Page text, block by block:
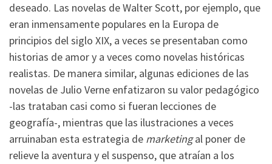
deseado. Las novelas de Walter Scott, por ejemplo, que
eran inmensamente populares en la Europa de
principios del siglo XIX, a veces se presentaban como
historias de amor y a veces como novelas históricas
realistas. De manera similar, algunas ediciones de las
novelas de Julio Verne enfatizaron su valor pedagógico
-las trataban casi como si fueran lecciones de
geografía-, mientras que las ilustraciones a veces
arruinaban esta estrategia de marketingal poner de
relieve la aventura y el suspenso, que atraían a los